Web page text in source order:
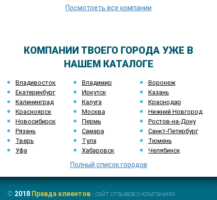
Посмотреть все компании
КОМПАНИИ ТВОЕГО ГОРОДА УЖЕ В
НАШЕМ КАТАЛОГЕ
Владивосток Владимир
Воронеж
Екатеринбург
Иркутск
Казань
Калининград
Калуга
Краснодар
Красноярск
Москва
Нижний Новгород
Новосибирск
Пермь
Ростов-на-Дону
Рязань
Самара
Санкт-Петербург
Тверь
Тула
Тюмень
Уфа
Хабаровск Челябинск
Полный список городов
© 2018 Правда клиентов- сайт отзывов о компаниях.